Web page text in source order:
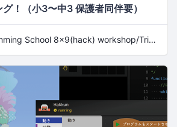
！（小3〜中3 保護者同伴要）
Kids Programming School 8x9(hack) workshop/Trial Lesson